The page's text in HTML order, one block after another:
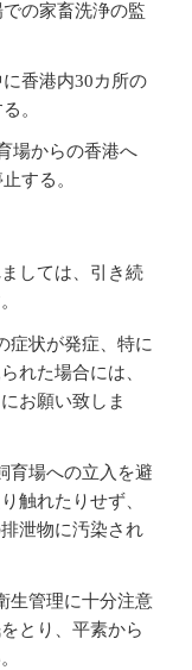
の家畜洗浄の監
香港内30カ所の
。
場からの香港へ
する。
しては、引き続
症状が発症、特に
れた場合には、
お願い致しま
育場への立入を避
触れたりせず、
泄物に汚染され
生管理に十分注意
とり、平素から